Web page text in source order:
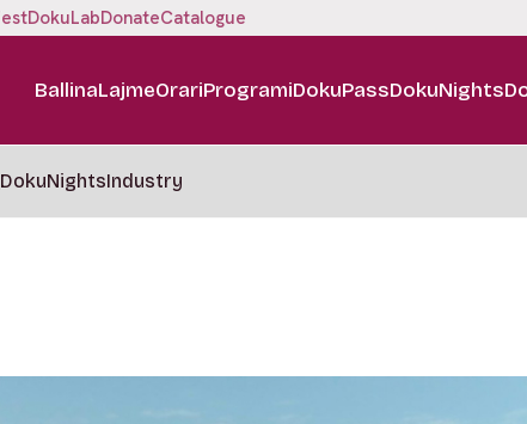
DokuLabDonateCatalogue
BallinaLajmeOrariProgramiDokuPassDokuNights
DokuNightsIndustry